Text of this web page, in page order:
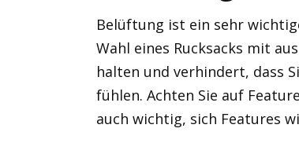
Belüftung ist ein sehr
Wahl eines Rucksacks mit
halten und verhindert, dass
fühlen. Achten Sie auf
auch wichtig, sich Features